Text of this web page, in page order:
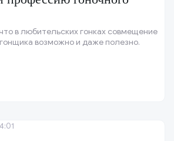
в любительских гонках совмещение
возможно и даже полезно.